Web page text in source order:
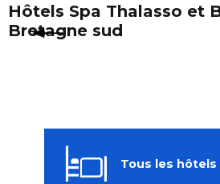
Hôtels Spa Thalasso et
Bretagne sud
Tous les hôtels